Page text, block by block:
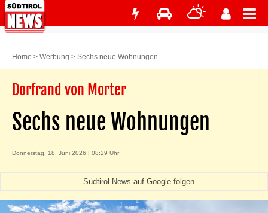
Home > Werbung > Sechs neue Wohnungen
Dorfrand von Morter
Sechs neue Wohnungen
Donnerstag, 18. Juni 2026 | 08:29 Uhr
Südtirol News auf Google folgen